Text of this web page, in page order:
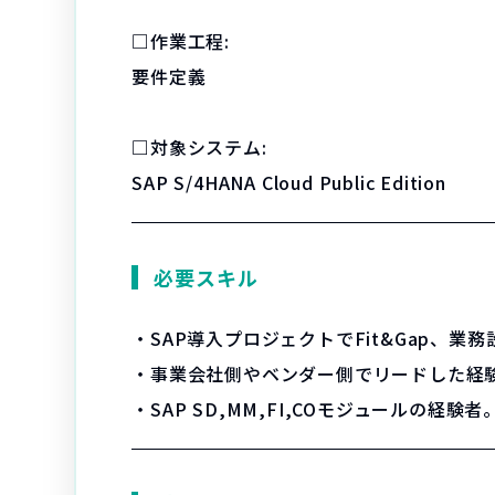
□作業工程:
要件定義
□対象システム:
SAP S/4HANA Cloud Public Edition
必要スキル
・SAP導入プロジェクトでFit&Gap、業務
・事業会社側やベンダー側でリードした経
・SAP SD,MM,FI,COモジュールの経験者。